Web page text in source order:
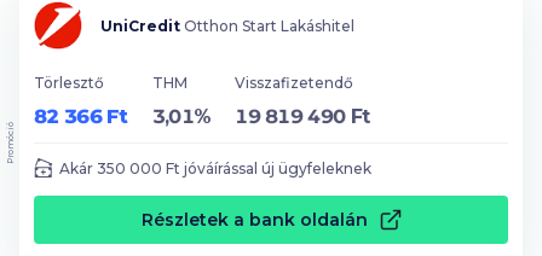
UniCredit Otthon Start Lakáshitel
Törlesztő
82 366 Ft
THM
3,01%
Visszafizetendő
19 819 490 Ft
Akár 350 000 Ft jóváírással új ügyfeleknek
Részletek a bank oldalán
Promóció